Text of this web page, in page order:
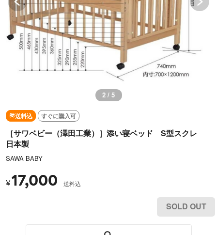
2 / 5
送料込 すぐに購入可
［サワベビー（澤田工業）］添い寝ベッド S型スクレ
日本製
SAWA BABY
¥17,000 送料込
SOLD OUT